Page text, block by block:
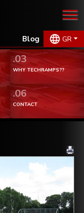
Blog GR
.03
WHY TECHRAMPS??
.06
CONTACT